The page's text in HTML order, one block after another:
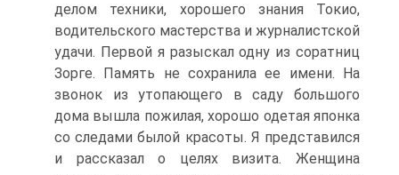
делом техники, хорошего знания Токио,
водительского мастерства и журналистской
удачи. Первой я разыскал одну из соратниц
Зорге. Память не сохранила ее имени. На
звонок из утопающего в саду большого
дома вышла пожилая, хорошо одетая японка
со следами былой красоты. Я представился
и рассказал о целях визита. Женщина